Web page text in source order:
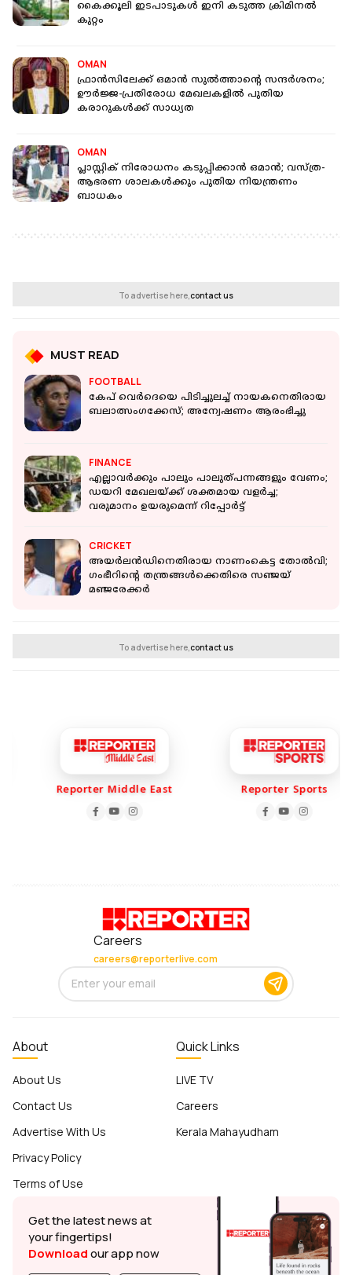
കൈക്കൂലി ഇടപാടുകൾ ഇനി കടുത്ത ക്രിമിനൽ
കുറ്റം
OMAN
ഫ്രാൻസിലേക്ക് ഒമാൻ സുൽത്താന്റെ സന്ദർശനം;
ഊർജ്ജ-പ്രതിരോധ മേഖലകളിൽ പുതിയ
കരാറുകൾക്ക് സാധ്യത
OMAN
പ്ലാസ്റ്റിക് നിരോധനം കടുപ്പിക്കാൻ ഒമാൻ; വസ്ത്ര-
ആഭരണ ശാലകൾക്കും പുതിയ നിയന്ത്രണം
ബാധകം
To advertise here,contact us
MUST READ
FOOTBALL
കേപ് വെർദെയെ പിടിച്ചുലച്ച് നായകനെതിരായ
ബലാത്സംഗക്കേസ്; അന്വേഷണം ആരംഭിച്ചു
FINANCE
എല്ലാവർക്കും പാലും പാലുത്പന്നങ്ങളും വേണം;
ഡയറി മേഖലയ്ക്ക് ശക്തമായ വളര്‍ച്ച;
വരുമാനം ഉയരുമെന്ന് റിപ്പോര്‍ട്ട്
CRICKET
അയർലൻഡിനെതിരായ നാണംകെട്ട തോൽവി;
ഗംഭീറിന്‍റെ തന്ത്രങ്ങൾക്കെതിരെ സഞ്ജയ്
മഞ്ജരേക്കർ
To advertise here,contact us
Reporter Middle East Reporter Sports
Careers
careers@reporterlive.com
About
About Us
Contact Us
Advertise With Us
Privacy Policy
Terms of Use
Quick Links
LIVE TV
Careers
Kerala Mahayudham
Get the latest news at
your fingertips!
Downloadour app now